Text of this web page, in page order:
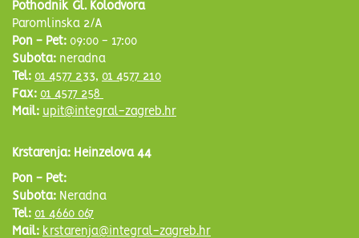
Pothodnik Gl. Kolodvora
Paromlinska 2/A
Pon - Pet: 09:00 - 17:00
Subota: neradna
Tel: 01 4577 233, 01 4577 210
Fax: 01 4577 258
Mail: upit@integral-zagreb.hr
Krstarenja: Heinzelova 44
Pon - Pet:
Subota: Neradna
Tel: 01 4660 067
Mail: krstarenja@integral-zagreb.hr